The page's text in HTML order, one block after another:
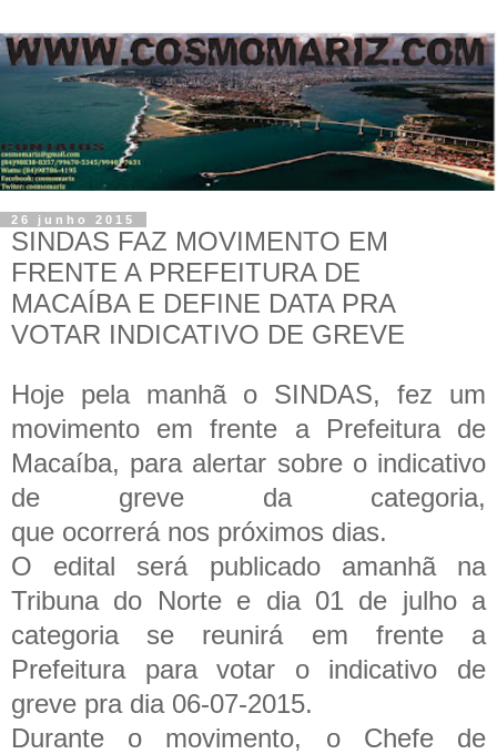
26 junho 2015
SINDAS FAZ MOVIMENTO EM
FRENTE A PREFEITURA DE
MACAÍBA E DEFINE DATA PRA
VOTAR INDICATIVO DE GREVE
Hoje pela manhã o SINDAS, fez um
movimento em frente a Prefeitura de
Macaíba, para alertar sobre o indicativo
de greve da categoria,
que ocorrerá nos próximos dias.
O edital será publicado amanhã na
Tribuna do Norte e dia 01 de julho a
categoria se reunirá em frente a
Prefeitura para votar o indicativo de
greve pra dia 06-07-2015.
Durante o movimento, o Chefe de